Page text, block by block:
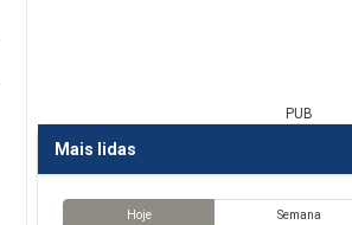
PUB
Mais lidas
Hoje Semana